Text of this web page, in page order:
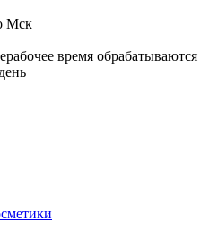
Мск
время обрабатываются